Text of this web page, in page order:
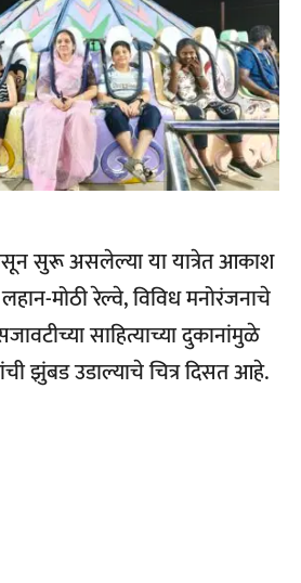
सुरू असलेल्या या यात्रेत आकाश
मोठी रेल्वे, विविध मनोरंजनाचे
साहित्याच्या दुकानांमुळे
झुंबड उडाल्याचे चित्र दिसत आहे.